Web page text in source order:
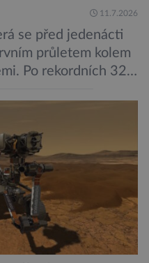
11.7.2026
se před jedenácti
průletem kolem
Po rekordních 321
stavu. Nyní ji čeká
je přinést